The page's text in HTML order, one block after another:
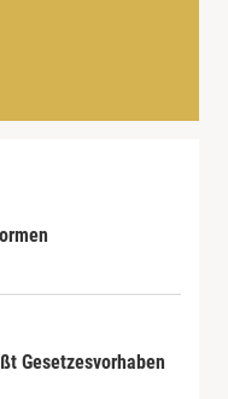
Gesetzesvorhaben